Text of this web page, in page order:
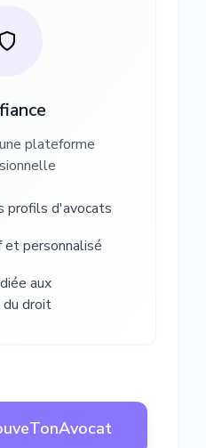
plateforme
profils d'avocats
personnalisé
aux
droit